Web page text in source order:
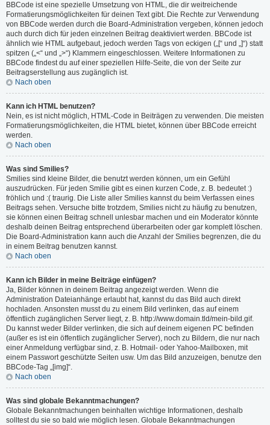
BBCode ist eine spezielle Umsetzung von HTML, die dir weitreichende
Formatierungsmöglichkeiten für deinen Text gibt. Die Rechte zur Verwendung
von BBCode werden durch die Board-Administration vergeben, können jedoch
auch durch dich für jeden einzelnen Beitrag deaktiviert werden. BBCode ist
ähnlich wie HTML aufgebaut, jedoch werden Tags von eckigen („[“ und „]“) statt
spitzen („<“ und „>“) Klammern eingeschlossen. Weitere Informationen zu
BBCode findest du auf einer speziellen Hilfe-Seite, die von der Seite zur
Beitragserstellung aus zugänglich ist.
Nach oben
Kann ich HTML benutzen?
Nein, es ist nicht möglich, HTML-Code in Beiträgen zu verwenden. Die meisten
Formatierungsmöglichkeiten, die HTML bietet, können über BBCode erreicht
werden.
Nach oben
Was sind Smilies?
Smilies sind kleine Bilder, die benutzt werden können, um ein Gefühl
auszudrücken. Für jeden Smilie gibt es einen kurzen Code, z. B. bedeutet :)
fröhlich und :( traurig. Die Liste aller Smilies kannst du beim Verfassen eines
Beitrags sehen. Versuche bitte trotzdem, Smilies nicht zu häufig zu benutzen,
sie können einen Beitrag schnell unlesbar machen und ein Moderator könnte
deshalb deinen Beitrag entsprechend überarbeiten oder gar komplett löschen.
Die Board-Administration kann auch die Anzahl der Smilies begrenzen, die du
in einem Beitrag benutzen kannst.
Nach oben
Kann ich Bilder in meine Beiträge einfügen?
Ja, Bilder können in deinem Beitrag angezeigt werden. Wenn die
Administration Dateianhänge erlaubt hat, kannst du das Bild auch direkt
hochladen. Ansonsten musst du zu einem Bild verlinken, das auf einem
öffentlich zugänglichen Server liegt, z. B. http://www.domain.tld/mein-bild.gif.
Du kannst weder Bilder verlinken, die sich auf deinem eigenen PC befinden
(außer es ist ein öffentlich zugänglicher Server), noch zu Bildern, die nur nach
einer Anmeldung verfügbar sind, z. B. Hotmail- oder Yahoo-Mailboxen, mit
einem Passwort geschützte Seiten usw. Um das Bild anzuzeigen, benutze den
BBCode-Tag „[img]“.
Nach oben
Was sind globale Bekanntmachungen?
Globale Bekanntmachungen beinhalten wichtige Informationen, deshalb
solltest du sie so bald wie möglich lesen. Globale Bekanntmachungen